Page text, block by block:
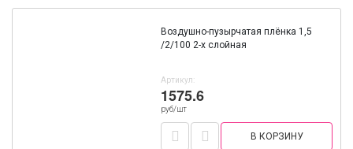
Воздушно-пузырчатая плёнка 1,5
/2/100 2-х слойная
Артикул:
1575.6
руб/шт
В КОРЗИНУ